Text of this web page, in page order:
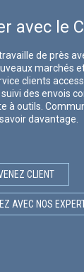
avec le
travaille de près
marchés
clients
des envois
à outils.
davantage.
CLIENT
AVEC NOS